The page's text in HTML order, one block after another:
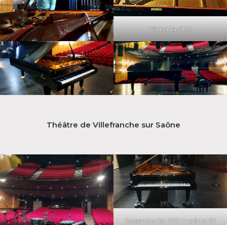
Yamaha CFX
Théâtre de Villefranche sur Saône
Bosendorfer 225 Impérial 92